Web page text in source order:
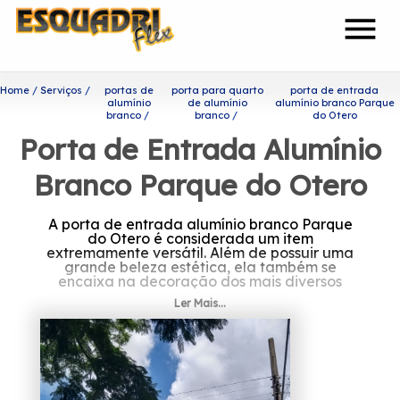
menu
Home Serviços
portas de
alumínio
branco
porta para quarto
de alumínio
branco
porta de entrada
alumínio branco Parque
do Otero
Porta de Entrada Alumínio
Branco Parque do Otero
A porta de entrada alumínio branco Parque
do Otero é considerada um item
extremamente versátil. Além de possuir uma
grande beleza estética, ela também se
encaixa na decoração dos mais diversos
ambientes.
Saiba mais sobre porta de
entrada alumínio branco
Parque do Otero
Ler Mais...